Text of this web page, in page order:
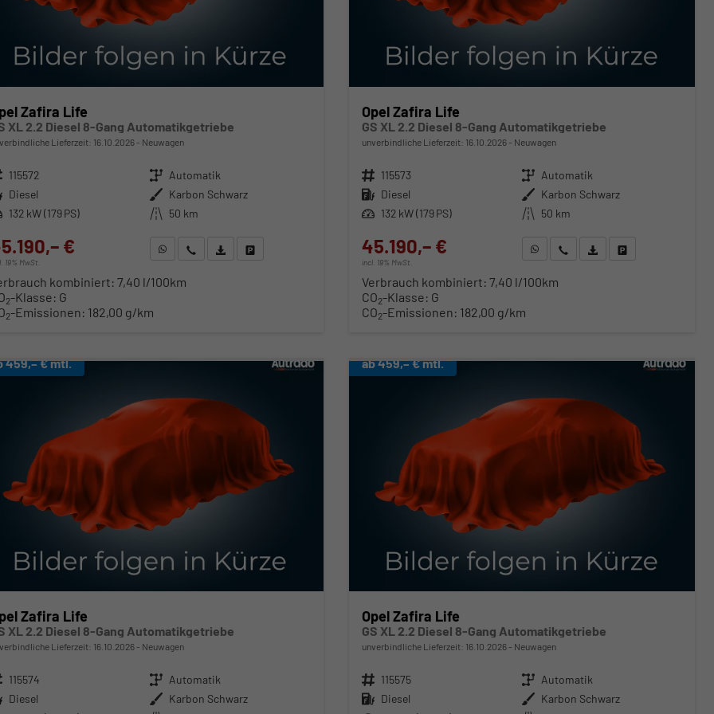
Zafira Life
XL 2.2 Diesel 8-Gang Automatikgetriebe
Lieferzeit: 16.10.2026 Neuwagen
115572 Getriebe Automatik
Diesel Außenfarbe Karbon Schwarz
132 kW (179 PS) Kilometerstand 50 km
€
19% MwSt.
WhatsApp anfragen
Wir rufen Sie anFahrzeugexposé (PDF)
kombiniert:7,40 l/100km
2-Klasse: G
2-Emissionen: 182,00 g/km
Opel Zafira Life
GS XL 2.2 Diesel 8-Gang Automatikgetriebe
unverbindliche Lieferzeit: 16.10.2026 Neuwagen
Fahrzeugnr. 115573 Getriebe Automatik
Kraftstoff Diesel Außenfarbe Karbon Schwarz
Leistung 132 kW (179 PS) Kilometerstand 50 km
45.190,– €
incl. 19% MwSt.
WhatsApp anfragen
Wir rufen Sie anFahrzeugexposé (PDF)
Fahrzeug parken
Verbrauch kombiniert: 7,40 l/100km
CO2-Klasse: G
CO2-Emissionen: 182,00 g/km
459,– € mtl.
Zafira Life
XL 2.2 Diesel 8-Gang Automatikgetriebe
Lieferzeit: 16.10.2026 Neuwagen
115574 Getriebe Automatik
Diesel Außenfarbe Karbon Schwarz
ab 459,– € mtl.
Opel Zafira Life
GS XL 2.2 Diesel 8-Gang Automatikgetriebe
unverbindliche Lieferzeit: 16.10.2026 Neuwagen
Fahrzeugnr. 115575 Getriebe Automatik
Kraftstoff Diesel Außenfarbe Karbon Schwarz